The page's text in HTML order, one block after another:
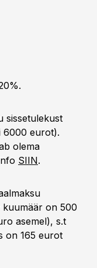
sissetulekust
6000 eurot).
olema
SIIN.
kuumäär on 500
asemel), s.t
on 165 eurot